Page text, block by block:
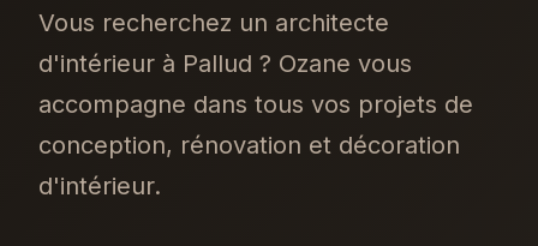
Vous recherchez un architecte
d'intérieur à Pallud ? Ozane vous
accompagne dans tous vos projets de
conception, rénovation et décoration
d'intérieur.